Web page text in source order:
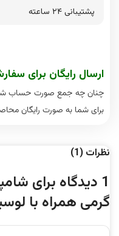
پشتیبانی ۲۴ ساعته
ارسال رایگان برای سفارش
برای شما به صورت رایگان
نظرات (1)
1 دیدگاه برای
گرمی همراه با